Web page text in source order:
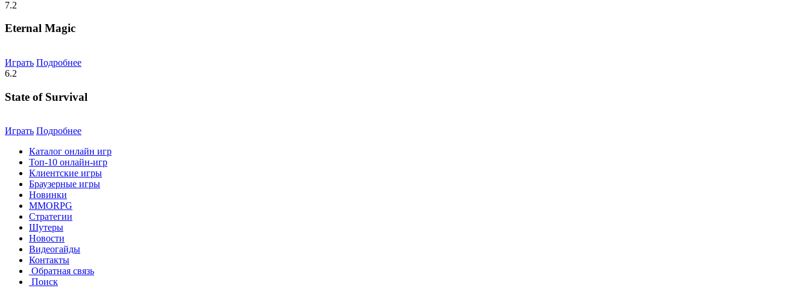
7.2
Eternal Magic
Играть Подробнее
6.2
State of Survival
Играть Подробнее
Каталог онлайн игр
Топ-10 онлайн-игр
Клиентские игры
Браузерные игры
Новинки
MMORPG
Стратегии
Шутеры
Новости
Видеогайды
Контакты
Обратная связь
Поиск